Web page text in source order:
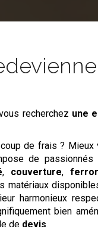
recherchez une
de frais ? Mieux
de
, couverture,
matériaux
harmonieux
bien
de devis.